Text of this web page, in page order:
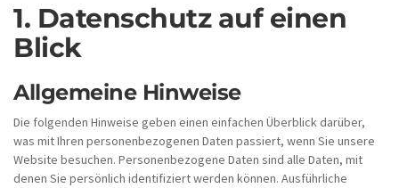
1. Datenschutz auf einen
Blick
Allgemeine Hinweise
Die folgenden Hinweise geben einen einfachen Überblick darüber,
was mit Ihren personenbezogenen Daten passiert, wenn Sie unsere
Website besuchen. Personenbezogene Daten sind alle Daten, mit
denen Sie persönlich identifiziert werden können. Ausführliche